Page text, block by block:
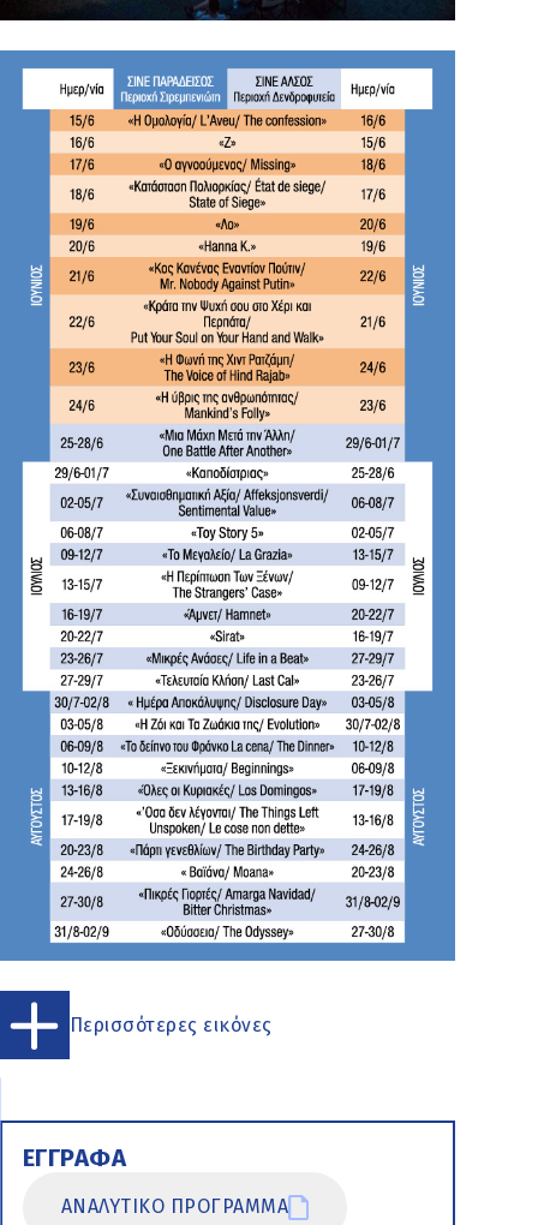
Περισσότερες εικόνες
ΕΓΓΡΑΦΑ
ΑΝΑΛΥΤΙΚΟ ΠΡΟΓΡΑΜΜΑ